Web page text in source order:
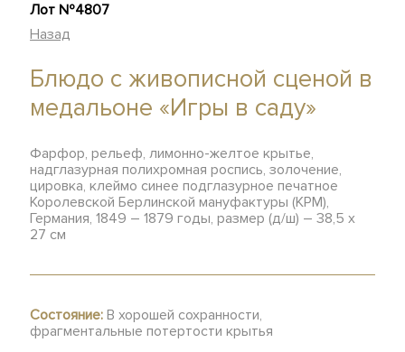
Лот №4807
Назад
Блюдо с живописной сценой в
медальоне «Игры в саду»
Фарфор, рельеф, лимонно-желтое крытье,
надглазурная полихромная роспись, золочение,
цировка, клеймо синее подглазурное печатное
Королевской Берлинской мануфактуры (KPM),
Германия, 1849 – 1879 годы, размер (д/ш) – 38,5 х
27 см
Состояние: В хорошей сохранности,
фрагментальные потертости крытья